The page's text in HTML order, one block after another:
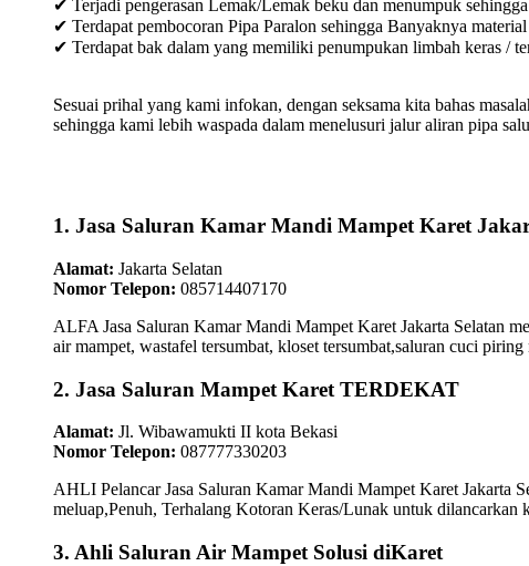
✔ Terjadi pengerasan Lemak/Lemak beku dan menumpuk
✔ Terdapat pembocoran Pipa Paralon sehingga Banyaknya
✔ Terdapat bak dalam yang memiliki penumpukan limbah keras /
Sesuai prihal yang kami infokan, dengan seksama kita bahas
sehingga kami lebih waspada dalam menelusuri jalur aliran pipa
1. Jasa Saluran Kamar Mandi Mampet Karet
Alamat: Jakarta Selatan
Nomor Telepon: 085714407170
ALFA Jasa Saluran Kamar Mandi Mampet Karet Jakarta Selatan
air mampet, wastafel tersumbat, kloset tersumbat,saluran cuci
2. Jasa Saluran Mampet Karet TERDEKAT
Alamat: Jl. Wibawamukti II kota Bekasi
Nomor Telepon: 087777330203
AHLI Pelancar Jasa Saluran Kamar Mandi Mampet Karet Jakarta
meluap,Penuh, Terhalang Kotoran Keras/Lunak untuk dilancarkan
3. Ahli Saluran Air Mampet Solusi diKaret